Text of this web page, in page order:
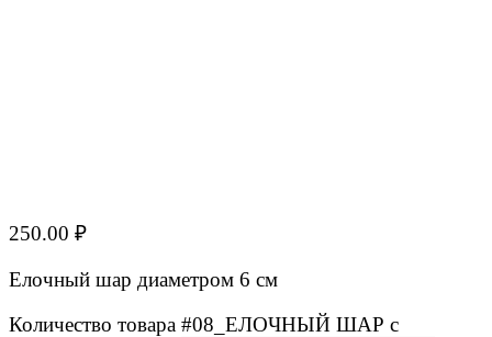
250.00 ₽
Елочный шар диаметром 6 см
Количество товара #08_ЕЛОЧНЫЙ ШАР с